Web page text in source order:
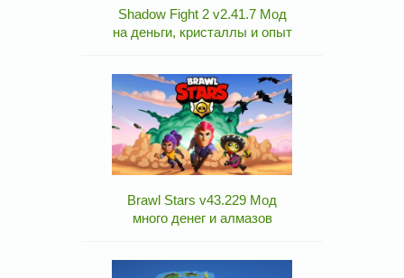
Shadow Fight 2 v2.41.7 Мод
на деньги, кристаллы и опыт
Brawl Stars v43.229 Мод
много денег и алмазов